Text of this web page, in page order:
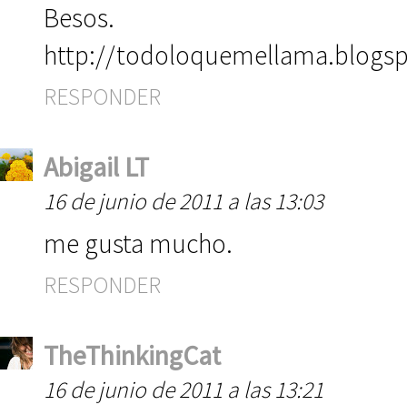
Besos.
http://
RESPONDER
Abigail LT
16 de junio de 2011 a las 13:03
me gusta mucho.
RESPONDER
TheThinkingCat
16 de junio de 2011 a las 13:21